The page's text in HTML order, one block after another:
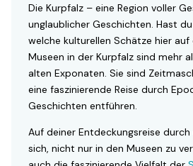
Die Kurpfalz – eine Region voller
unglaublicher Geschichten. Hast
welche kulturellen Schätze hier
Museen in der Kurpfalz sind mehr
alten Exponaten. Sie sind
eine faszinierende Reise durch
Geschichten entführen.
Auf deiner Entdeckungsreise
sich, nicht nur in den Museen zu